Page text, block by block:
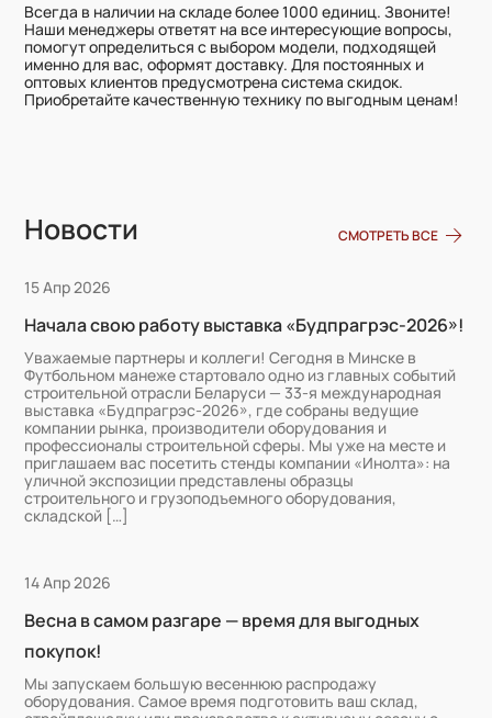
Всегда в наличии на складе более 1000 единиц. Звоните!
Наши менеджеры ответят на все интересующие вопросы,
помогут определиться с выбором модели, подходящей
именно для вас, оформят доставку. Для постоянных и
оптовых клиентов предусмотрена система скидок.
Приобретайте качественную технику по выгодным ценам!
Новости СМОТРЕТЬ ВСЕ
15 Апр 2026
Начала свою работу выставка «Будпрагрэс-2026»!
Уважаемые партнеры и коллеги! Сегодня в Минске в
Футбольном манеже стартовало одно из главных событий
строительной отрасли Беларуси — 33-я международная
выставка «Будпрагрэс-2026», где собраны ведущие
компании рынка, производители оборудования и
профессионалы строительной сферы. Мы уже на месте и
приглашаем вас посетить стенды компании «Инолта»: на
уличной экспозиции представлены образцы
строительного и грузоподъемного оборудования,
складской […]
14 Апр 2026
Весна в самом разгаре — время для выгодных
покупок!
Мы запускаем большую весеннюю распродажу
оборудования. Самое время подготовить ваш склад,